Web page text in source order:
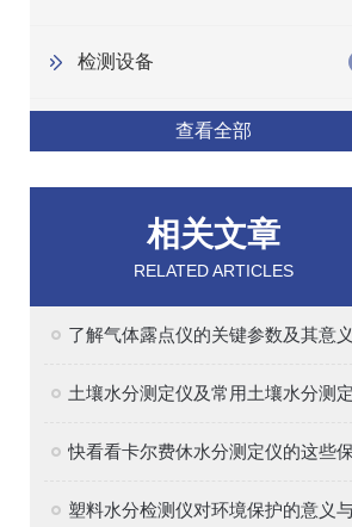
检测设备
查看全部
相关文章
RELATED ARTICLES
了解气体露点仪的关键参数及其意义